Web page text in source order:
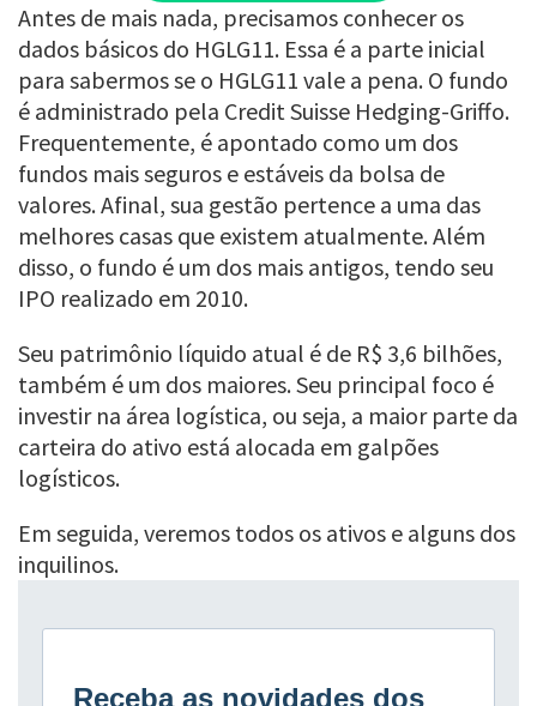
Antes de mais nada, precisamos conhecer os
dados básicos do HGLG11. Essa é a parte inicial
para sabermos se o HGLG11 vale a pena. O fundo
é administrado pela Credit Suisse Hedging-Griffo.
Frequentemente, é apontado como um dos
fundos mais seguros e estáveis da bolsa de
valores. Afinal, sua gestão pertence a uma das
melhores casas que existem atualmente. Além
disso, o fundo é um dos mais antigos, tendo seu
IPO realizado em 2010.
Seu patrimônio líquido atual é de R$ 3,6 bilhões,
também é um dos maiores. Seu principal foco é
investir na área logística, ou seja, a maior parte da
carteira do ativo está alocada em galpões
logísticos.
Em seguida, veremos todos os ativos e alguns dos
inquilinos.